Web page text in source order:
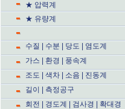
★ 압력계
★ 유량계
수질 | 수분 | 당도 | 염도계
가스 | 환경 | 풍속계
조도 | 색차 | 소음 | 진동계
길이 | 측정공구
회전 | 경도계 | 검사경 | 확대경